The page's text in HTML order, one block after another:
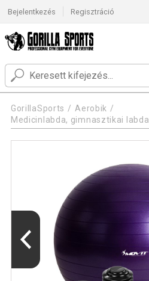
Bejelentkezés Regisztráció
GorillaSports
Aerobik
Medicinlabda, gimnasztikai labda